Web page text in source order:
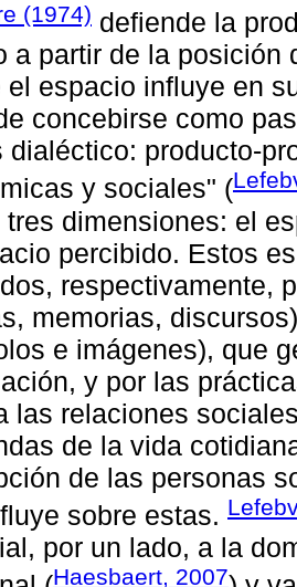
(1974) defiende la
a partir de la posición
el espacio influye en
concebirse como
dialéctico: producto-
y sociales" (
tres dimensiones: el
percibido. Estos
respectivamente,
memorias,
e imágenes), que
y por las
las relaciones
de la vida
de las personas
sobre estas.
por un lado, a la
Haesbaert, 2007